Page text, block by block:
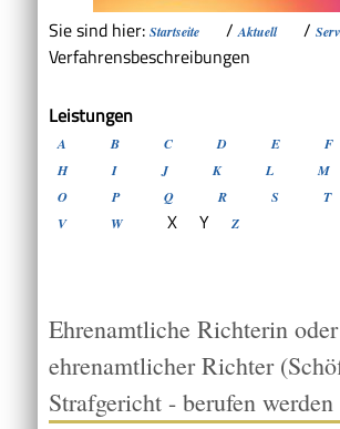
Sie sind hier: Startseite /Aktuell /
Verfahrensbeschreibungen
Leistungen
A B C D E F
H
I J K L M
O
P Q R S T
V
W X Y Z
Ehrenamtliche Richterin oder
ehrenamtlicher Richter
Strafgericht - berufen werden